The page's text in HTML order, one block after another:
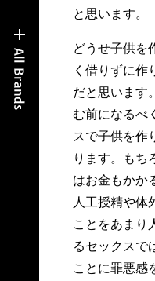
と思います。
どうせ子供を
く借りずに作
だと思います
む前になるべ
スで子供を作
ります。もち
はお金もかか
人工授精や体
ことをあまり
るセックスで
ことに罪悪感